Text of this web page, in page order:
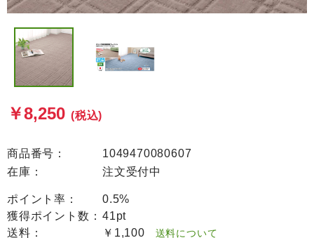
￥8,250 (税込)
商品番号：
1049470080607
在庫：
注文受付中
ポイント率：
0.5%
獲得ポイント数： 41pt
送料：
￥1,100 送料について